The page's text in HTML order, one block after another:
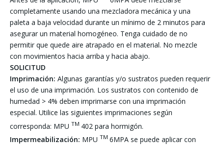
completamente usando una mezcladora mecánica y una
paleta a baja velocidad durante un mínimo de 2 minutos para
asegurar un material homogéneo. Tenga cuidado de no
permitir que quede aire atrapado en el material. No mezcle
con movimientos hacia arriba y hacia abajo.
SOLICITUD
Imprimación: Algunas garantías y/o sustratos pueden requerir
el uso de una imprimación. Los sustratos con contenido de
humedad > 4% deben imprimarse con una imprimación
especial. Utilice las siguientes imprimaciones según
corresponda: MPU TM 402 para hormigón.
Impermeabilización: MPU TM 6MPA se puede aplicar con